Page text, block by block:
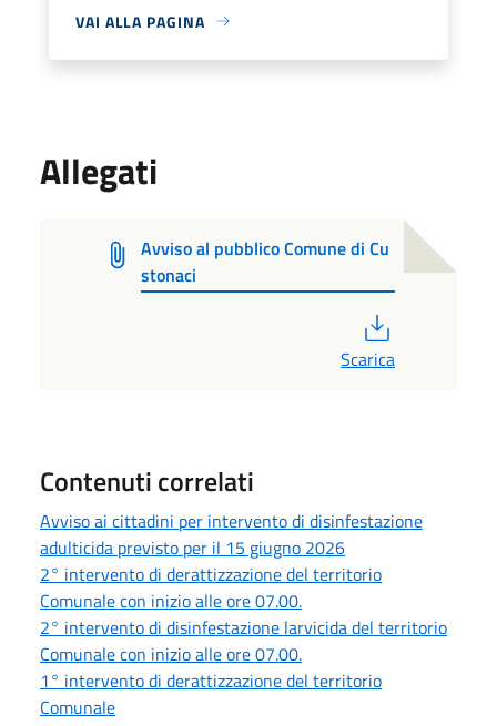
VAI ALLA PAGINA
Allegati
Avviso al pubblico Comune di Cu
stonaci
Scarica
Contenuti correlati
Avviso ai cittadini per intervento di disinfestazione
adulticida previsto per il 15 giugno 2026
2° intervento di derattizzazione del territorio
Comunale con inizio alle ore 07.00.
2° intervento di disinfestazione larvicida del territorio
Comunale con inizio alle ore 07.00.
1° intervento di derattizzazione del territorio
Comunale